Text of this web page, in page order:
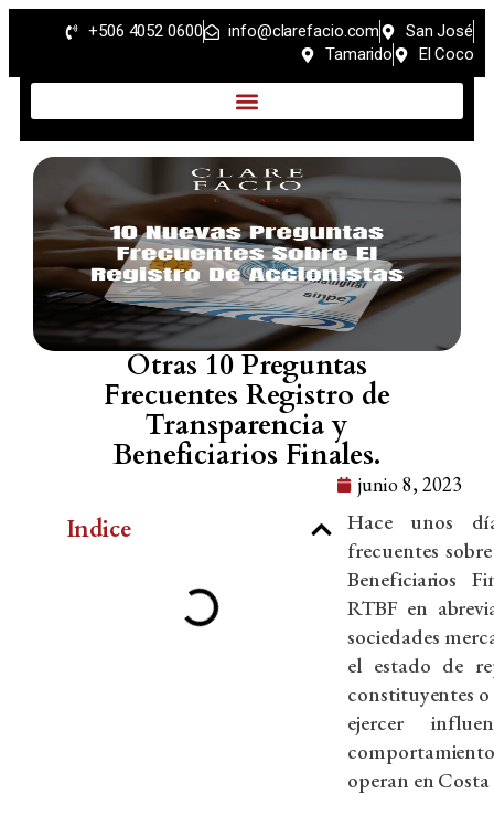
+506 4052 0600 info@clarefacio.com
San José
Tamarido
El Coco
Otras 10 Preguntas
Frecuentes Registro de
Transparencia y
Beneficiarios Finales.
junio 8, 2023
Indice
Hace unos
frecuentes
Beneficiarios
RTBF en
sociedades
el estado de
constituyentes
ejercer
operan en